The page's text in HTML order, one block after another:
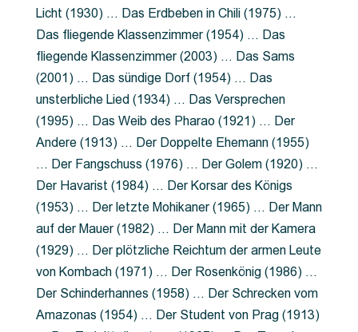
Licht (1930) … Das Erdbeben in Chili (1975) …
Das fliegende Klassenzimmer (1954) … Das
fliegende Klassenzimmer (2003) … Das Sams
(2001) … Das sündige Dorf (1954) … Das
unsterbliche Lied (1934) … Das Versprechen
(1995) … Das Weib des Pharao (1921) … Der
Andere (1913) … Der Doppelte Ehemann (1955)
… Der Fangschuss (1976) … Der Golem (1920) …
Der Havarist (1984) … Der Korsar des Königs
(1953) … Der letzte Mohikaner (1965) … Der Mann
auf der Mauer (1982) … Der Mann mit der Kamera
(1929) … Der plötzliche Reichtum der armen Leute
von Kombach (1971) … Der Rosenkönig (1986) …
Der Schinderhannes (1958) … Der Schrecken vom
Amazonas (1954) … Der Student von Prag (1913)